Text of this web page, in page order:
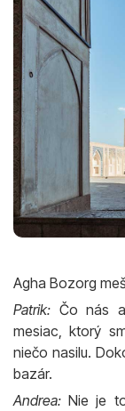
Agha Bozorg
Patrik: Čo nás
mesiac, ktorý
niečo nasilu.
bazár.
Andrea:Nie je